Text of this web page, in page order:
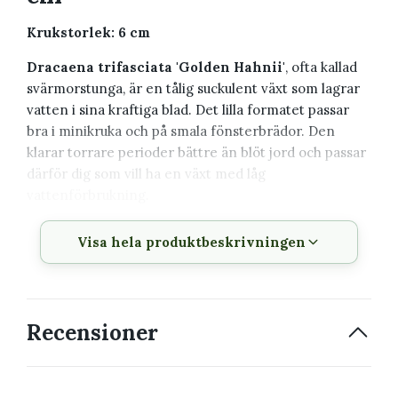
Krukstorlek: 6 cm
Dracaena trifasciata 'Golden Hahnii', ofta kallad
svärmorstunga, är en tålig suckulent växt som lagrar
vatten i sina kraftiga blad. Det lilla formatet passar
bra i minikruka och på smala fönsterbrädor. Den
klarar torrare perioder bättre än blöt jord och passar
därför dig som vill ha en växt med låg
Växtbeskrivning
Visa hela produktbeskrivningen
Recensioner